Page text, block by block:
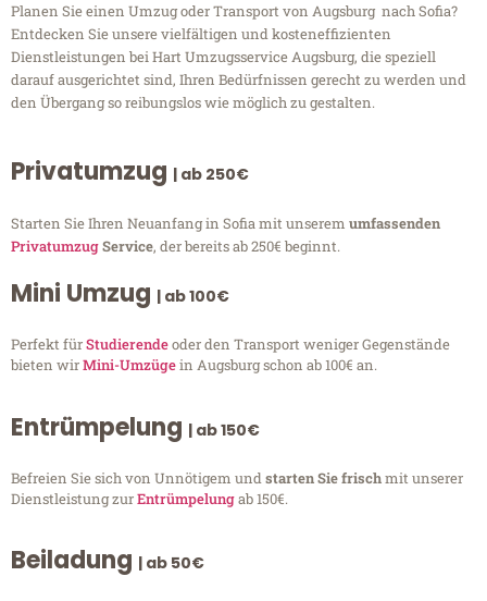
Planen Sie einen Umzug oder Transport von Augsburg nach Sofia?
Entdecken Sie unsere vielfältigen und kosteneffizienten
Dienstleistungen bei Hart Umzugsservice Augsburg, die speziell
darauf ausgerichtet sind, Ihren Bedürfnissen gerecht zu werden und
den Übergang so reibungslos wie möglich zu gestalten.
Privatumzug | ab 250€
Starten Sie Ihren Neuanfang in Sofia mit unserem umfassenden
PrivatumzugService, der bereits ab 250€ beginnt.
Mini Umzug | ab 100€
Perfekt fürStudierendeoder den Transport weniger Gegenstände
bieten wirMini-Umzügein Augsburg schon ab 100€ an.
Entrümpelung | ab 150€
Befreien Sie sich von Unnötigem undstarten Sie frischmit unserer
Dienstleistung zurEntrümpelungab 150€.
Beiladung | ab 50€